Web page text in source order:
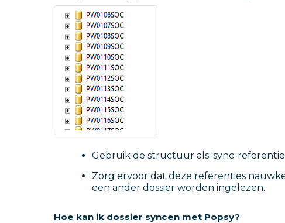
Gebruik de structuur als 'sync-
Zorg ervoor dat deze referenties
een ander dossier worden ingelezen.
Hoe kan ik dossier syncen met Popsy?